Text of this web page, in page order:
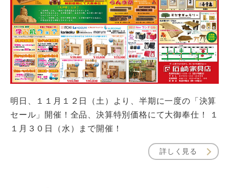
明日、１１月１２日（土）より、半期に一度の「決算
セール」開催！全品、決算特別価格にて大御奉仕！ １
１月３０日（水）まで開催！
詳しく見る